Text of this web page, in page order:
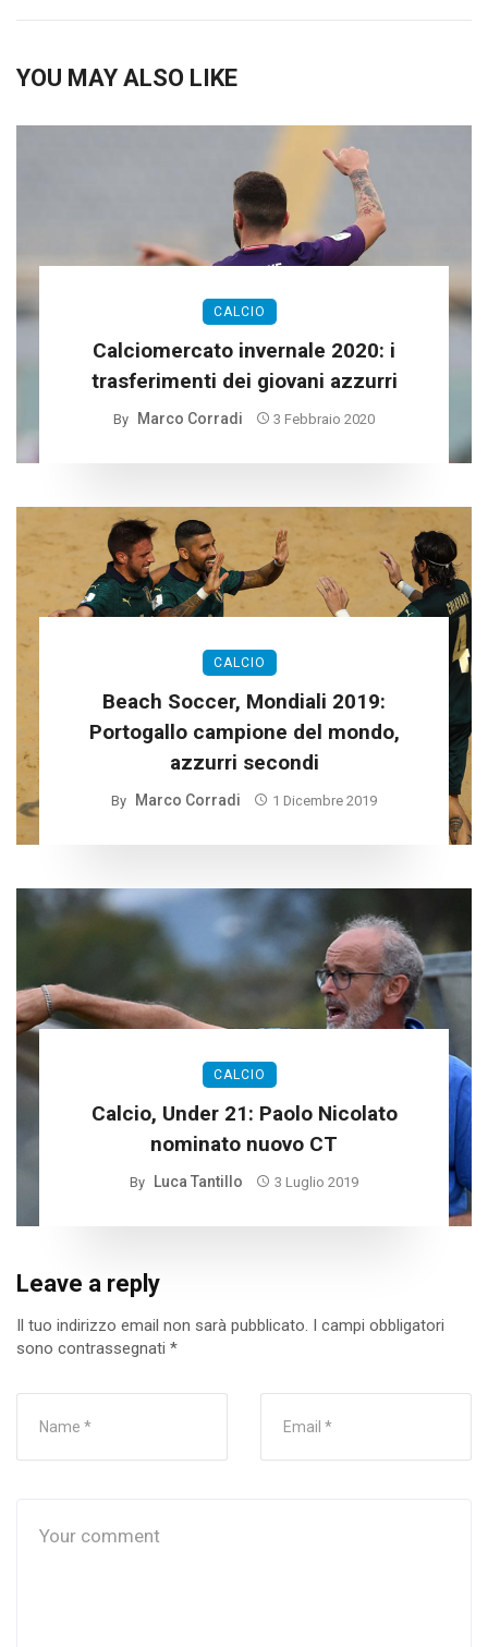
YOU MAY ALSO LIKE
CALCIO
Calciomercato invernale 2020: i
trasferimenti dei giovani azzurri
By Marco Corradi 3 Febbraio 2020
CALCIO
Beach Soccer, Mondiali 2019:
Portogallo campione del mondo,
azzurri secondi
By Marco Corradi 1 Dicembre 2019
CALCIO
Calcio, Under 21: Paolo Nicolato
nominato nuovo CT
By Luca Tantillo 3 Luglio 2019
Leave a reply
Il tuo indirizzo email non sarà pubblicato. I campi obbligatori
sono contrassegnati *